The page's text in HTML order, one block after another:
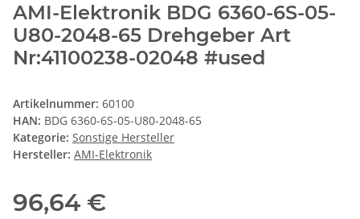
AMI-Elektronik BDG 6360-6S-05-
U80-2048-65 Drehgeber Art
Nr:41100238-02048 #used
Artikelnummer: 60100
HAN: BDG 6360-6S-05-U80-2048-65
Kategorie: Sonstige Hersteller
Hersteller: AMI-Elektronik
96,64 €